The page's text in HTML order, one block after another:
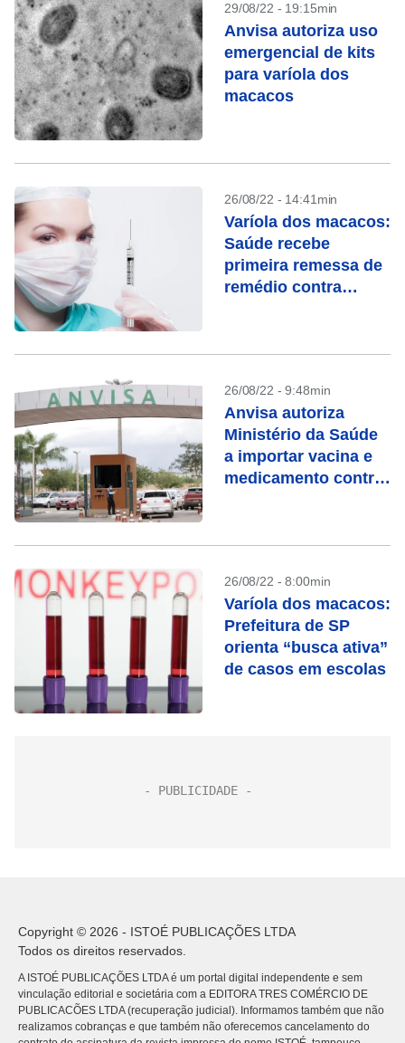
29/08/22 - 19:15min
Anvisa autoriza uso
emergencial de kits
para varíola dos
macacos
26/08/22 - 14:41min
Varíola dos macacos:
Saúde recebe
primeira remessa de
remédio contra
26/08/22 - 9:48min
Anvisa autoriza
Ministério da Saúde
a importar vacina e
medicamento contra
26/08/22 - 8:00min
Varíola dos macacos:
Prefeitura de SP
orienta “busca ativa”
de casos em escolas
Copyright © 2026 - ISTOÉ PUBLICAÇÕES LTDA
Todos os direitos reservados.
A ISTOÉ PUBLICAÇÕES LTDA é um portal digital independente e sem
vinculação editorial e societária com a EDITORA TRES COMÉRCIO DE
PUBLICACÕES LTDA (recuperação judicial). Informamos também que não
realizamos cobranças e que também não oferecemos cancelamento do